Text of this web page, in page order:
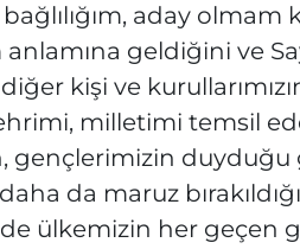
aday
geldiğini ve
diğer kişi ve
milletimi temsil
gençlerimizin duyduğu
da maruz
ülkemizin her geçen